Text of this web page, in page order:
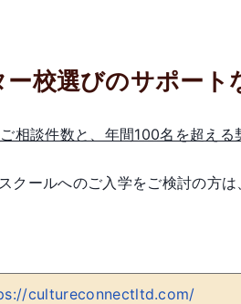
校選びのサポート
談件数と、年間100名を超える
クールへのご入学をご検討の方
cultureconnectltd.com/